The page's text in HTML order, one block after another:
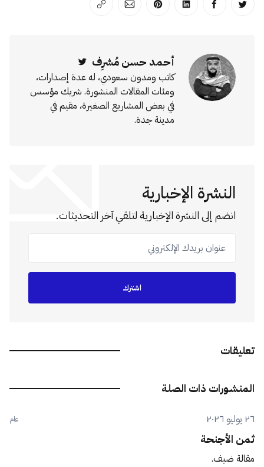
انشر على تويترانشر على الفيسبوك
انشر على لينكد إن
انشر على بينترست
انشر على الإيميل
انسخ الرابط
أحمد حسن مُشرِف
كاتب ومدون سعودي، له عدة إصدارات،
ومئات المقالات المنشورة. شريك مؤسس
في بعض المشاريع الصغيرة، مقيم في
مدينة جدة.
النشرة الإخبارية
انضم إلى النشرة الإخبارية لتلقي آخر التحديثات.
عنوان بريدك الإلكتروني
اشترك
تعليقات
المنشورات ذات الصلة
٢٦ يوليو ٢٠٢٦ عام
ثمن الأجنحة
مقالة ضيف.